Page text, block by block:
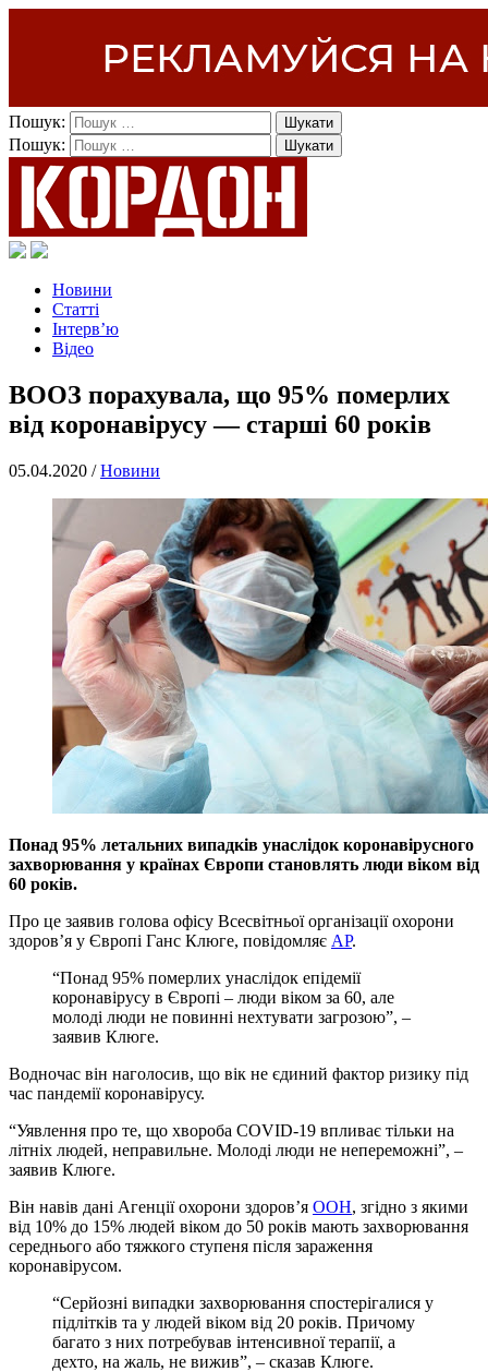
Пошук:
Пошук:
Новини
Статті
Інтерв’ю
Відео
ВООЗ порахувала, що 95% померлих
від коронавірусу — старші 60 років
05.04.2020 /Новини
Понад 95% летальних випадків унаслідок коронавірусного
захворювання у країнах Європи становлять люди віком від
60 років.
Про це заявив голова офісу Всесвітньої організації охорони
здоров’я у Європі Ганс Клюге, повідомляє AP.
“Понад 95% померлих унаслідок епідемії
коронавірусу в Європі – люди віком за 60, але
молоді люди не повинні нехтувати загрозою”, –
заявив Клюге.
Водночас він наголосив, що вік не єдиний фактор ризику під
час пандемії коронавірусу.
“Уявлення про те, що хвороба COVID-19 впливає тільки на
літніх людей, неправильне. Молоді люди не непереможні”, –
заявив Клюге.
Він навів дані Агенції охорони здоров’я ООН, згідно з якими
від 10% до 15% людей віком до 50 років мають захворювання
середнього або тяжкого ступеня після зараження
коронавірусом.
“Серйозні випадки захворювання спостерігалися у
підлітків та у людей віком від 20 років. Причому
багато з них потребував інтенсивної терапії, а
дехто, на жаль, не вижив”, – сказав Клюге.